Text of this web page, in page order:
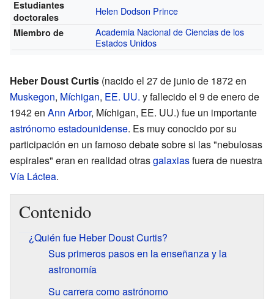
Estudiantes
doctorales
Helen Dodson Prince
Miembro de
Academia Nacional de Ciencias de los
Estados Unidos
Heber Doust Curtis (nacido el 27 de junio de 1872 en
Muskegon, Míchigan, EE. UU. y fallecido el 9 de enero de
1942 en Ann Arbor, Míchigan, EE. UU.) fue un importante
astrónomoestadounidense. Es muy conocido por su
participación en un famoso debate sobre si las "nebulosas
espirales" eran en realidad otrasgalaxiasfuera de nuestra
Vía Láctea.
Contenido
¿Quién fue Heber Doust Curtis?
Sus primeros pasos en la enseñanza y la
astronomía
Su carrera como astrónomo